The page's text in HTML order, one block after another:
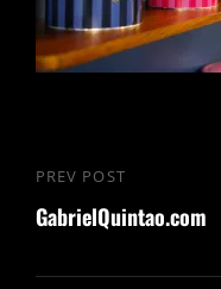
Navegação
de
Previous
Post
PREV POST
GabrielQuintao.com